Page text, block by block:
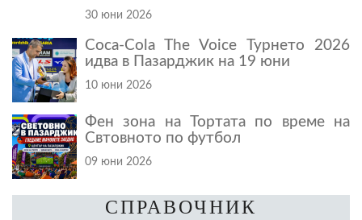
30 юни 2026
Coca-Cola The Voice Турнето 2026
идва в Пазарджик на 19 юни
10 юни 2026
Фен зона на Тортата по време на
Свтовното по футбол
09 юни 2026
СПРАВОЧНИК